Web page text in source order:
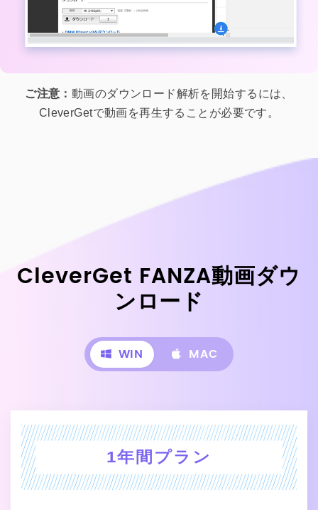
ご注意： 動画のダウンロード解析を開始するには、
CleverGetで動画を再生することが必要です。
CleverGet FANZA動画ダウ
ンロード
WIN MAC
1年間プラン